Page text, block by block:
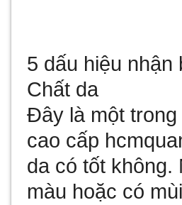
5 dấu hiệu nhận
Chất da
Đây là một
cao cấp hcm
da có tốt
màu hoặc có